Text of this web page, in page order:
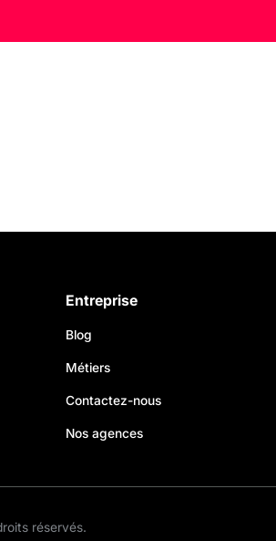
Entreprise
Blog
Métiers
Contactez-nous
Nos agences
réservés.